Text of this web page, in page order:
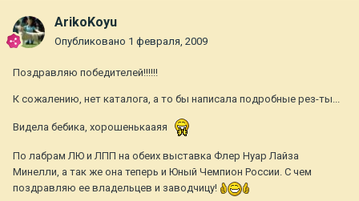
ArikoKoyu
Опубликовано 1 февраля, 2009
Поздравляю победителей!!!!!!
К сожалению, нет каталога, а то бы написала подробные рез-ты...
Видела бебика, хорошенькааяя
По лабрам ЛЮ и ЛПП на обеих выставка Флер Нуар Лайза
Минелли, а так же она теперь и Юный Чемпион России. С чем
поздравляю ее владельцев и заводчицу!